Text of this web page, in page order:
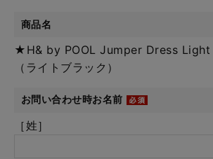
商品名
★H& by POOL Jumper Dress Light
（ライトブラック）
お問い合わせ時お名前
［姓］